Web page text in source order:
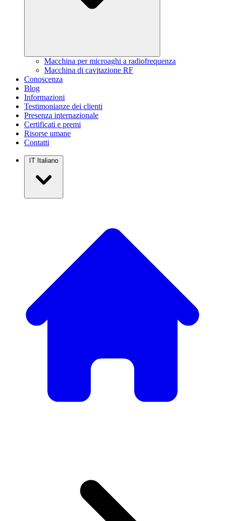
Macchina per microaghi a radiofrequenza
Macchina di cavitazione RF
Conoscenza
Blog
Informazioni
Testimonianze dei clienti
Presenza internazionale
Certificati e premi
Risorse umane
Contatti
IT Italiano